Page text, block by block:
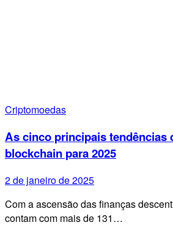
Criptomoedas
As cinco principais tendências
blockchain para 2025
2 de janeiro de 2025
Com a ascensão das finanças
contam com mais de 131…